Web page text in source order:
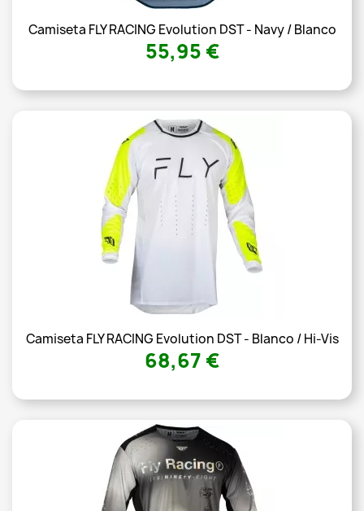
Camiseta FLY RACING Evolution DST - Navy / Blanco
55,95 €
Camiseta FLY RACING Evolution DST - Blanco / Hi-Vis
68,67 €